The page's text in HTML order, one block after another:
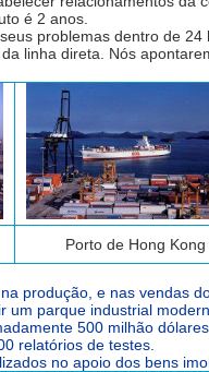
é 2 anos.
problemas dentro de
linha direta. Nós
Porto de Hong Kong
produção, e nas vendas
um parque industrial
500 milhão
relatórios de testes.
no apoio dos bens